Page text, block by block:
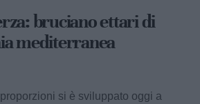
bruciano ettari di
mediterranea
si è sviluppato oggi a